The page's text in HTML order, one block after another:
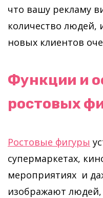
что вашу рекламу
количество людей,
новых клиентов
Функции и
ростовых
Ростовые фигуры
супермаркетах,
мероприятиях и
изображают